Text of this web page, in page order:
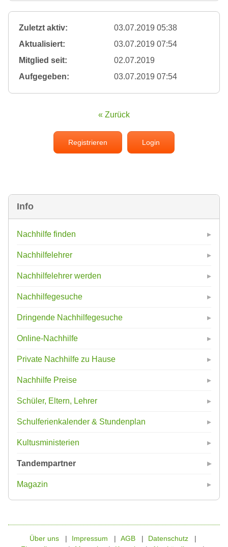
Info
Nachhilfe finden
Nachhilfelehrer
Nachhilfelehrer werden
Nachhilfegesuche
Dringende Nachhilfegesuche
Online-Nachhilfe
Private Nachhilfe zu Hause
Nachhilfe Preise
Schüler, Eltern, Lehrer
Schulferienkalender & Stundenplan
Kultusministerien
Tandempartner
Magazin
Zuletzt aktiv:
03.07.2019 05:38
Aktualisiert:
03.07.2019 07:54
Mitglied seit:
02.07.2019
Aufgegeben:
03.07.2019 07:54
« Zurück
Registrieren Login
Über uns Impressum AGB
Datenschutz